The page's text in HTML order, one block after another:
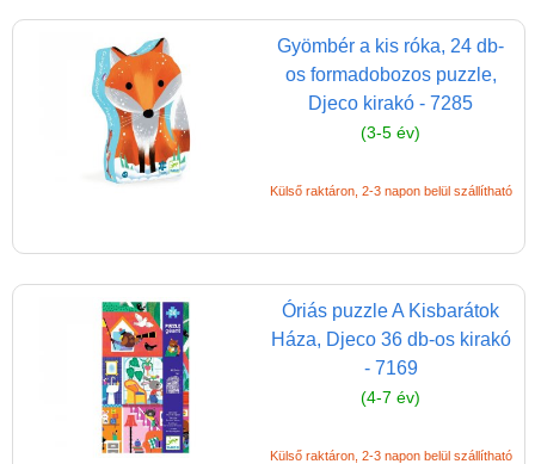
Gyömbér a kis róka, 24 db-
os formadobozos puzzle,
Djeco kirakó - 7285
(3-5 év)
Külső raktáron, 2-3 napon belül szállítható
Óriás puzzle A Kisbarátok
Háza, Djeco 36 db-os kirakó
- 7169
(4-7 év)
Külső raktáron, 2-3 napon belül szállítható